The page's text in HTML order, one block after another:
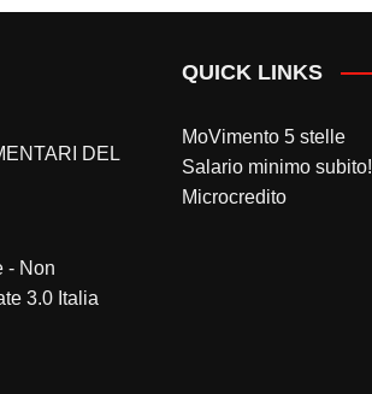
DEL
- Non
3.0 Italia
QUICK LINKS
MoVimento 5 stelle
Salario minimo subito!
Microcredito